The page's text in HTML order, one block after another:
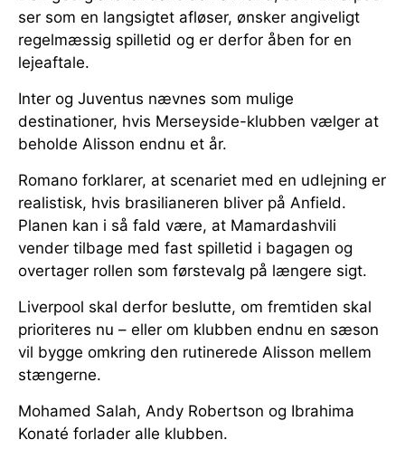
ser som en langsigtet afløser, ønsker angiveligt
regelmæssig spilletid og er derfor åben for en
lejeaftale.
Inter og Juventus nævnes som mulige
destinationer, hvis Merseyside-klubben vælger at
beholde Alisson endnu et år.
Romano forklarer, at scenariet med en udlejning er
realistisk, hvis brasilianeren bliver på Anfield.
Planen kan i så fald være, at Mamardashvili
vender tilbage med fast spilletid i bagagen og
overtager rollen som førstevalg på længere sigt.
Liverpool skal derfor beslutte, om fremtiden skal
prioriteres nu – eller om klubben endnu en sæson
vil bygge omkring den rutinerede Alisson mellem
stængerne.
Mohamed Salah, Andy Robertson og Ibrahima
Konaté forlader alle klubben.